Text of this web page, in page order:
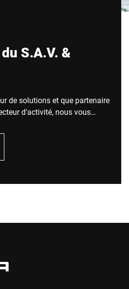
S.A.V. &
de solutions et que partenaire
d'activité, nous vous
Grâce à celles-ci,
de vos investissements.
à la fois du matériel, des
et vous pouvez